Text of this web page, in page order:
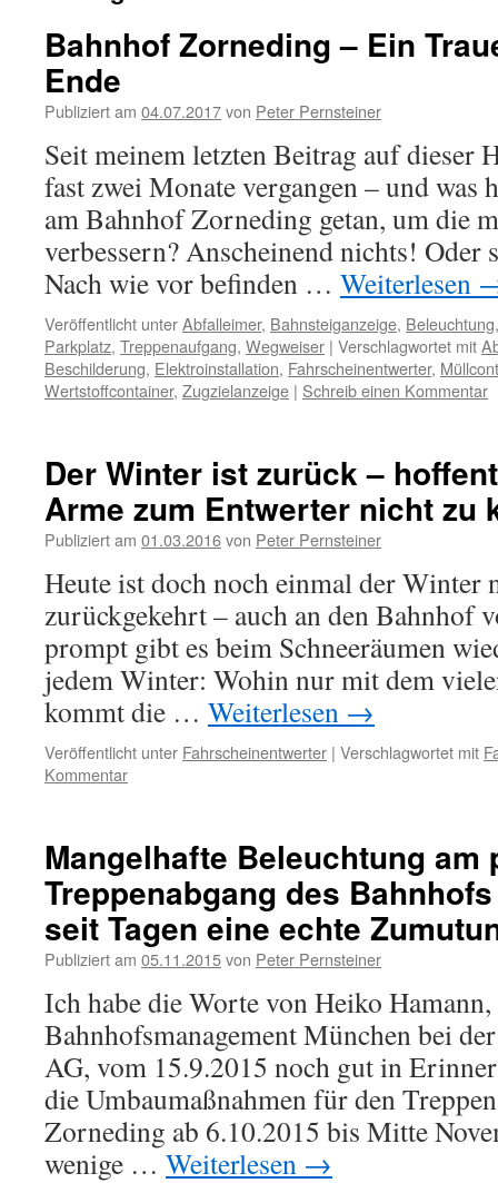
Bahnhof Zorneding – Ein
Ende
Publiziert am 04.07.2017von Peter Pernsteiner
Seit meinem letzten Beitrag auf dieser
fast zwei Monate vergangen – und was
am Bahnhof Zorneding getan, um die
verbessern? Anscheinend nichts! Oder
Nach wie vor befinden … Weiterlesen
Veröffentlicht unterAbfalleimer, Bahnsteiganzeige, Beleuchtung
Parkplatz, Treppenaufgang, Wegweiser | Verschlagwortet mit
Beschilderung, Elektroinstallation, Fahrscheinentwerter,
Wertstoffcontainer, Zugzielanzeige | Schreib einen Kommentar
Der Winter ist zurück –
Arme zum Entwerter nicht zu
Publiziert am 01.03.2016von Peter Pernsteiner
Heute ist doch noch einmal der Winter
zurückgekehrt – auch an den Bahnhof
prompt gibt es beim Schneeräumen
jedem Winter: Wohin nur mit dem
kommt die … Weiterlesen →
Veröffentlicht unter Fahrscheinentwerter | Verschlagwortet mit
Kommentar
Mangelhafte Beleuchtung
Treppenabgang des
seit Tagen eine echte
Publiziert am 05.11.2015von Peter Pernsteiner
Ich habe die Worte von Heiko
Bahnhofsmanagement München bei
AG, vom 15.9.2015 noch gut in
die Umbaumaßnahmen für den
Zorneding ab 6.10.2015 bis Mitte
wenige … Weiterlesen →